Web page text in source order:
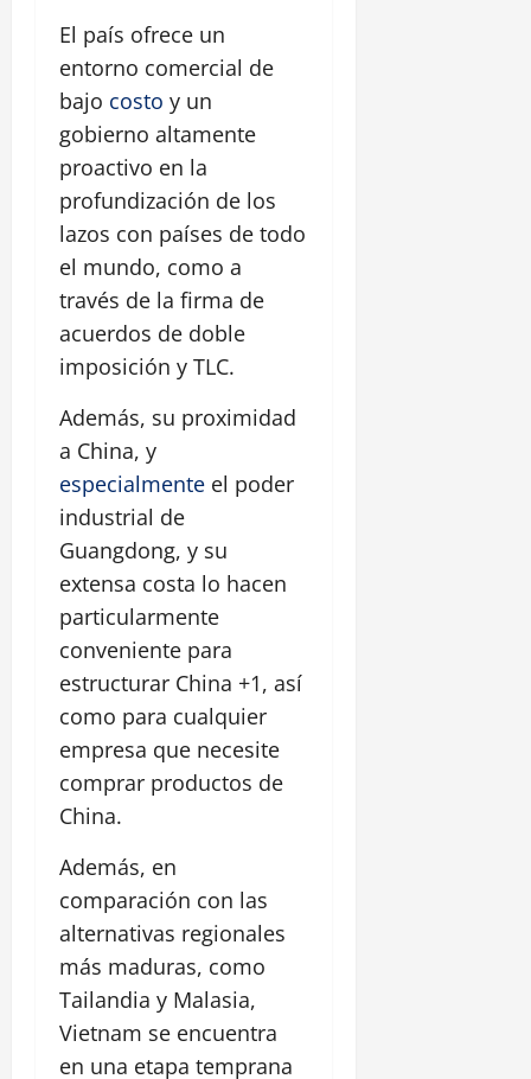
El país ofrece un
entorno comercial de
bajo costo y un
gobierno altamente
proactivo en la
profundización de los
lazos con países de todo
el mundo, como a
través de la firma de
acuerdos de doble
imposición y TLC.
Además, su proximidad
a China, y
especialmente el poder
industrial de
Guangdong, y su
extensa costa lo hacen
particularmente
conveniente para
estructurar China +1, así
como para cualquier
empresa que necesite
comprar productos de
China.
Además, en
comparación con las
alternativas regionales
más maduras, como
Tailandia y Malasia,
Vietnam se encuentra
en una etapa temprana